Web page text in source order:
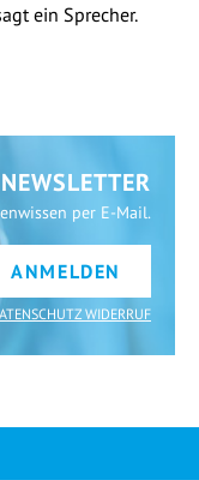
ein Sprecher.
per E-Mail.
ANMELDEN
WIDERRUF